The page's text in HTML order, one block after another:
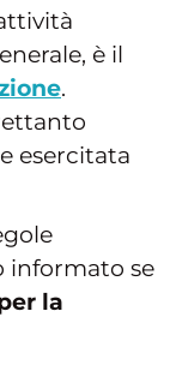
è il
.
esercitata
informato se
la